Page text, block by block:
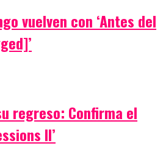
vuelven con ‘Antes del
regreso: Confirma el
II’